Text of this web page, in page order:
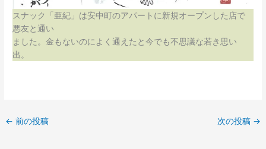
スナック「亜紀」は安中町のアパートに新規オープンした店で
悪友と通い
ました。金もないのによく通えたと今でも不思議な若き思い
出。
← 前の投稿 次の投稿 →